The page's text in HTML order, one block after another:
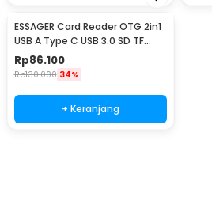
ESSAGER Card Reader OTG 2in1
USB A Type C USB 3.0 SD TF
Card - ES-DK01
Rp86.100
Rp130.000 34%
+ Keranjang